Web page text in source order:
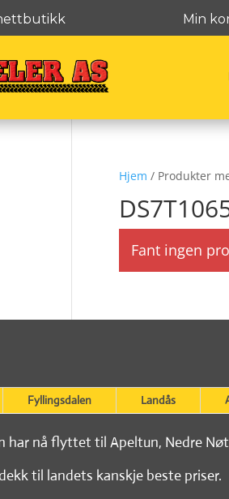
Min
Hjem / Produkter
Fant ingen
Fyllingsdalen Landås
har nå flyttet til Apeltun, Nedre
til landets kanskje beste priser.